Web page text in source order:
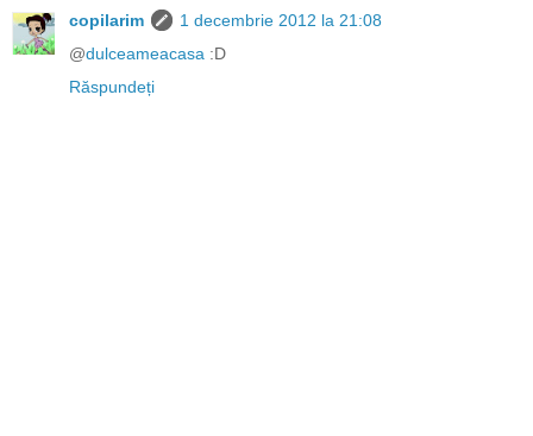
copilarim
1 decembrie 2012 la 21:08
@dulceameacasa :D
Răspundeți